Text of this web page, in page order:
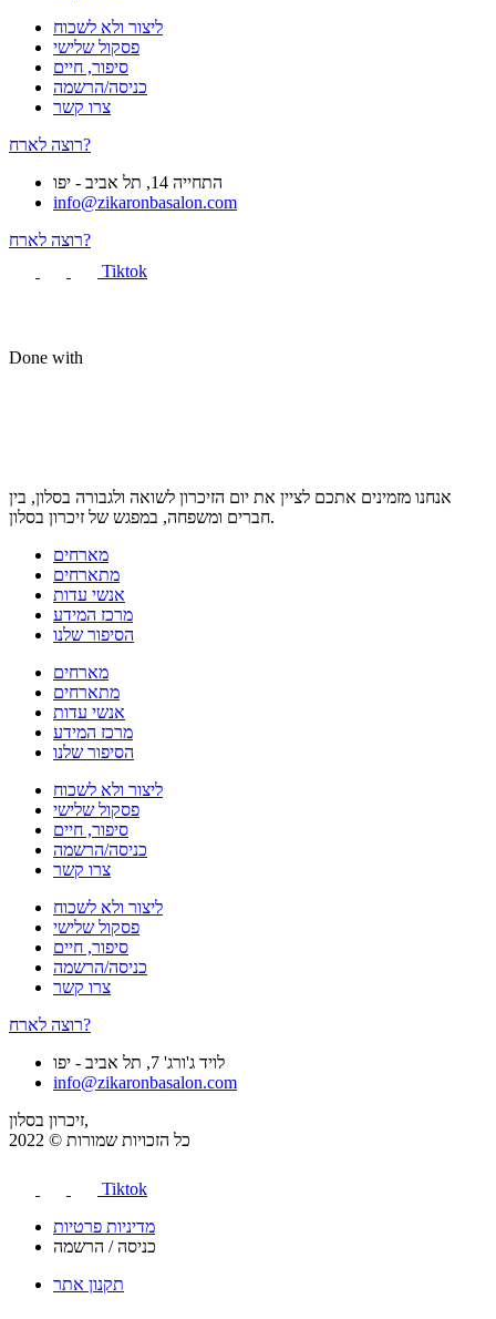
ליצור ולא לשכוח
פסקול שלישי
סיפור, חיים
כניסה/הרשמה
צרו קשר
רוצה לארח?
התחייה 14, תל אביב - יפו
info@zikaronbasalon.com
רוצה לארח?
Tiktok
Done with
אנחנו מזמינים אתכם לציין את יום הזיכרון לשואה ולגבורה בסלון, בין
חברים ומשפחה, במפגש של זיכרון בסלון.
מארחים
מתארחים
אנשי עדות
מרכז המידע
הסיפור שלנו
מארחים
מתארחים
אנשי עדות
מרכז המידע
הסיפור שלנו
ליצור ולא לשכוח
פסקול שלישי
סיפור, חיים
כניסה/הרשמה
צרו קשר
ליצור ולא לשכוח
פסקול שלישי
סיפור, חיים
כניסה/הרשמה
צרו קשר
רוצה לארח?
לויד ג'ורג' 7, תל אביב - יפו
info@zikaronbasalon.com
זיכרון בסלון,
כל הזכויות שמורות © 2022
Tiktok
מדיניות פרטיות
כניסה / הרשמה
תקנון אתר